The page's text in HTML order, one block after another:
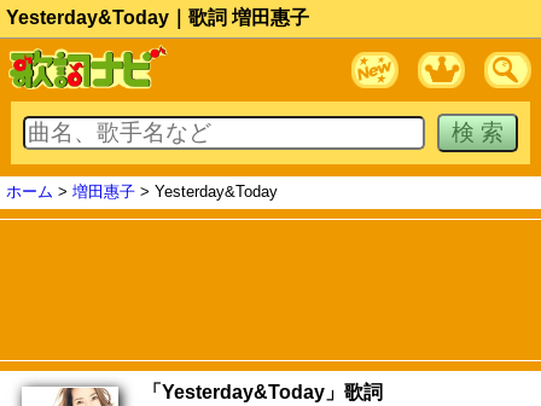
Yesterday&Today｜歌詞 増田惠子
ホーム > 増田惠子 > Yesterday&Today
「Yesterday&Today」歌詞